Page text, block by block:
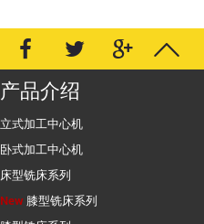
产品介绍
立式加工中心机
卧式加工中心机
床型铣床系列
New 膝型铣床系列